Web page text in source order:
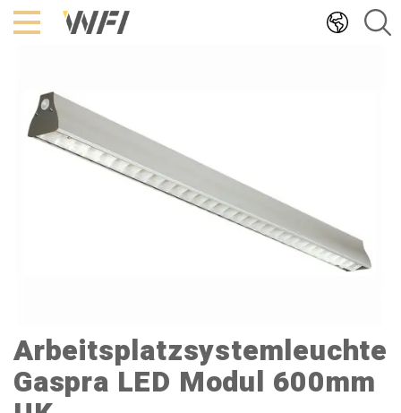
Hoppa
till
Arbeitsplatzsystemleuchte
Gaspra LED Modul 600mm